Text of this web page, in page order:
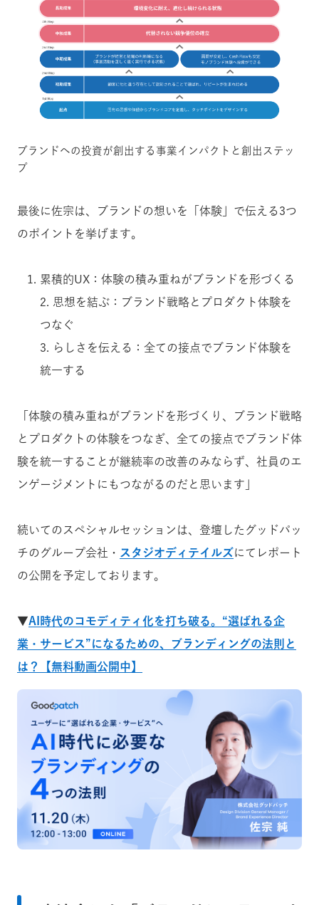
ブランドへの投資が創出する事業インパクトと創出ステッ
プ
最後に佐宗は、ブランドの想いを「体験」で伝える3つ
のポイントを挙げます。
累積的UX：体験の積み重ねがブランドを形づくる
2. 思想を結ぶ：ブランド戦略とプロダクト体験を
つなぐ
3. らしさを伝える：全ての接点でブランド体験を
統一する
「体験の積み重ねがブランドを形づくり、ブランド戦略
とプロダクトの体験をつなぎ、全ての接点でブランド体
験を統一することが継続率の改善のみならず、社員のエ
ンゲージメントにもつながるのだと思います」
続いてのスペシャルセッションは、登壇したグッドパッ
チのグループ会社・ スタジオディテイルズにてレポート
の公開を予定しております。
▼AI時代のコモディティ化を打ち破る。“選ばれる企
業・サービス”になるための、ブランディングの法則と
は？【無料動画公開中】